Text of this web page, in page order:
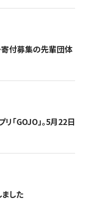
寄付募集の先輩団体
「GOJO」。5月22日
した